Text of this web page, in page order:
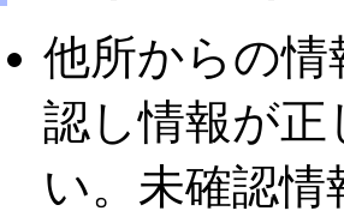
他所からの情
認し情報が
い。未確認